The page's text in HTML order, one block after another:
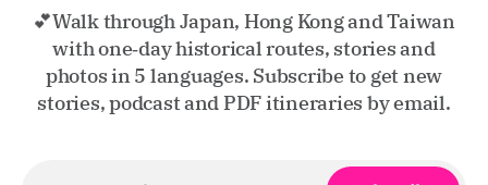
💕Walk through Japan, Hong Kong and Taiwan
with one‑day historical routes, stories and
photos in 5 languages. Subscribe to get new
stories, podcast and PDF itineraries by email.